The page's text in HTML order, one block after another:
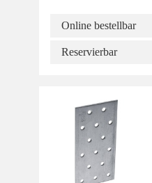
Online bestellbar
Reservierbar